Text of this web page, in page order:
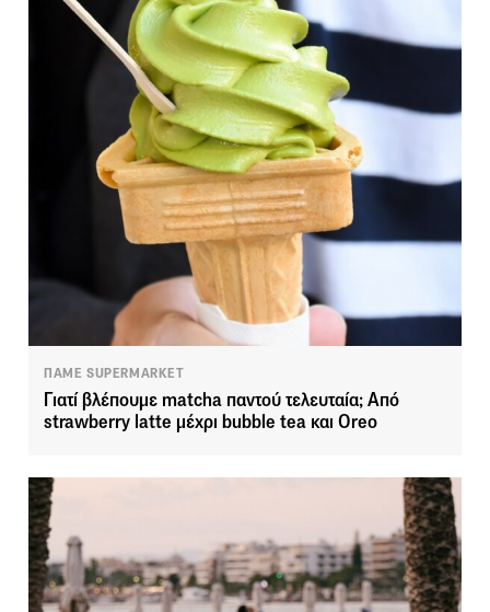
ΠΑΜΕ SUPERMARKET
Γιατί βλέπουμε matcha παντού τελευταία; Από
strawberry latte μέχρι bubble tea και Oreo